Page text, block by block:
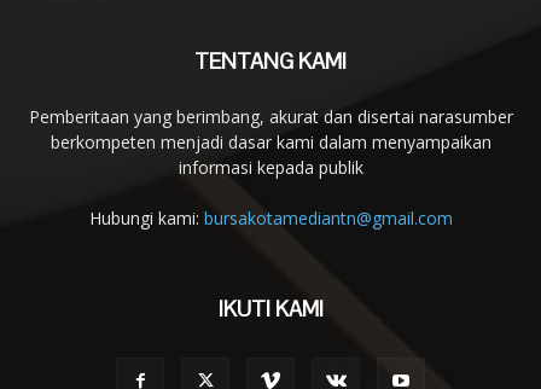
TENTANG KAMI
Pemberitaan yang berimbang, akurat dan disertai narasumber
berkompeten menjadi dasar kami dalam menyampaikan
informasi kepada publik
Hubungi kami: bursakotamediantn@gmail.com
IKUTI KAMI